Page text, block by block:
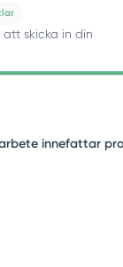
att skicka in din
innefattar